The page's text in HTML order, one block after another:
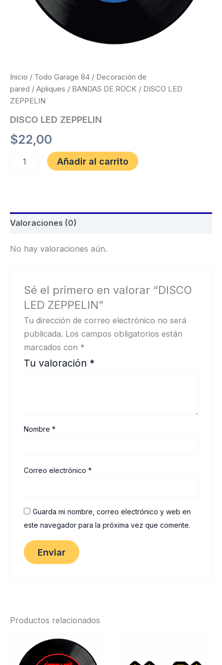
Inicio / Todo Garage 84 / Decoración de
pared / Apliques / BANDAS DE ROCK / DISCO LED
ZEPPELIN
DISCO LED ZEPPELIN
$22,00
Añadir al carrito
Valoraciones (0)
No hay valoraciones aún.
Sé el primero en valorar “DISCO
LED ZEPPELIN”
Tu dirección de correo electrónico no será
publicada. Los campos obligatorios están
marcados con *
Tu valoración *
Nombre*
Correo electrónico*
Guarda mi nombre, correo electrónico y web en
este navegador para la próxima vez que comente.
Productos relacionados